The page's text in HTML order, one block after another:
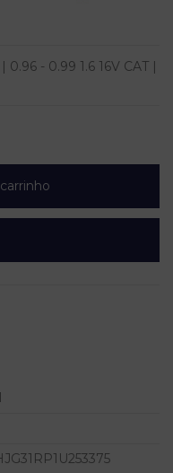
0.96 - 0.99 1.6 16V CAT |